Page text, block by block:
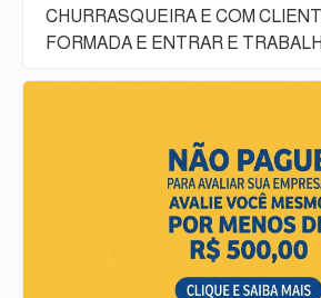
CHURRASQUEIRA E COM
FORMADA E ENTRAR E